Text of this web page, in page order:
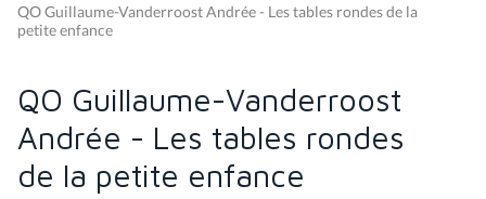
QO Guillaume-Vanderroost Andrée - Les tables rondes de la
petite enfance
QO Guillaume-Vanderroost
Andrée - Les tables rondes
de la petite enfance